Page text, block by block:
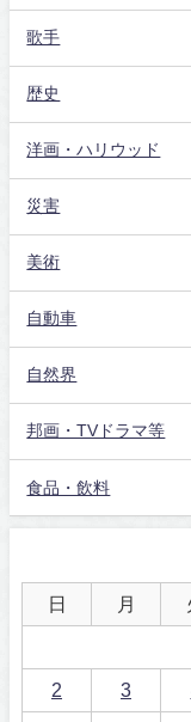
歌手
歴史
洋画・ハリウッド
災害
美術
自動車
自然界
邦画・TVドラマ等
食品・飲料
日 月
2 3